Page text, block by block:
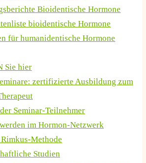
Bioidentische Hormone
bioidentische Hormone
für humanidentische Hormone
Sie hier
zertifizierte Ausbildung zum
Seminar-Teilnehmer
im Hormon-Netzwerk
Methode
Studien